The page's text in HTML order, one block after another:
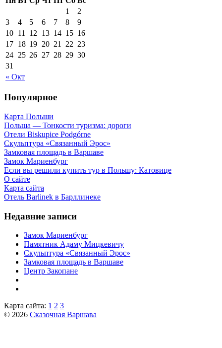
« Окт
1
2
3
4 5 6 7 8
9
10 11 12 13 14 15 16
17 18 19 20 21 22 23
24 25 26 27 28 29 30
31
Популярное
Карта Польши
Польша — Тонкости туризма: дороги
Отели Biskupice Podgórne
Скульптура «Связанный Эрос»
Замковая площадь в Варшаве
Замок Мариенбург
Если вы решили купить тур в Польшу: Катовице
О сайте
Карта сайта
Отель Barlinek в Барллинеке
Недавние записи
Замок Мариенбург
Памятник Адаму Мицкевичу
Скульптура «Связанный Эрос»
Замковая площадь в Варшаве
Центр Закопане
Карта сайта: 1 2 3
© 2026 Сказочная Варшава